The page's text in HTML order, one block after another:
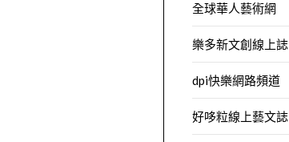
全球華人藝術網
樂多新文創線上誌
dpi快樂網路頻道
好哆粒線上藝文誌